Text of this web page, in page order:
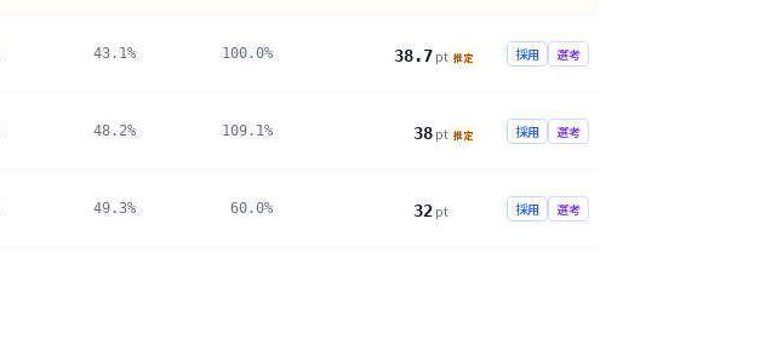
43.1% 100.0% 38.7 pt 推定 採用 選考
48.2% 109.1% 38 pt 推定 採用 選考
49.3% 60.0% 32 pt 採用 選考